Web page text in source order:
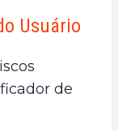
Usuário
de